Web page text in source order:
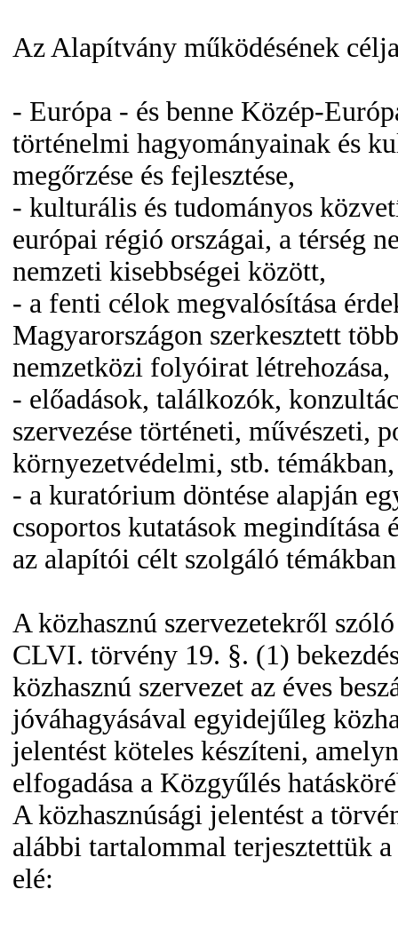
Az Alapítvány működésének
- Európa - és benne Közép-
történelmi hagyományainak és
megőrzése és fejlesztése,
- kulturális és tudományos
európai régió országai, a térség
nemzeti kisebbségei között,
- a fenti célok megvalósítása
Magyarországon szerkesztett
nemzetközi folyóirat létrehozása,
- előadások, találkozók,
szervezése történeti, művészeti,
környezetvédelmi, stb. témákban,
- a kuratórium döntése alapján
csoportos kutatások megindítása
az alapítói célt szolgáló
A közhasznú szervezetekről
CLVI. törvény 19. §. (1)
közhasznú szervezet az éves
jóváhagyásával egyidejűleg
jelentést köteles készíteni,
elfogadása a Közgyűlés
A közhasznúsági jelentést a
alábbi tartalommal terjesztettük
elé: